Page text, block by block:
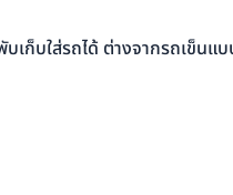
ก็บใส่รถได้ ต่างจากรถเข็นแ